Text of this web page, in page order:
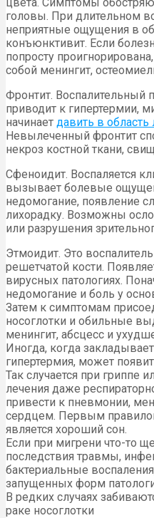
головы. При длительном
неприятные ощущения в
конъюнктивит. Если
попросту
собой менингит,
Фронтит. Воспалительный
приводит к гипертермии,
начинает давить в область
Невылеченный фронтит
некроз костной ткани,
Сфеноидит. Воспаляется
вызывает болевые
недомогание, появление
лихорадку. Возможны
или разрушения
Этмоидит. Это
решетчатой кости.
вирусных патологиях.
недомогание и боль у
Затем к симптомам
носоглотки и обильные
менингит, абсцесс и
Иногда, когда
гипертермия, может
Так случается при гриппе
лечения даже
привести к пневмонии,
сердцем. Первым
является хороший сон.
Если при мигрени что-то
последствия травмы,
бактериальные
запущенных форм
В редких случаях
раке носоглотки